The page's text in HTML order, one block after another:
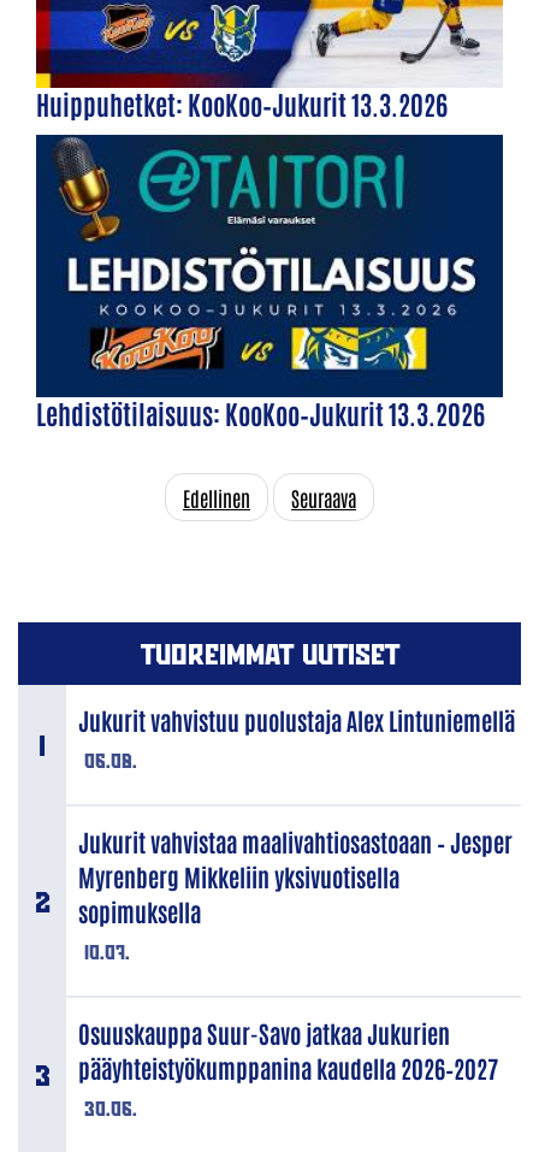
Huippuhetket: KooKoo–Jukurit 13.3.2026
Lehdistötilaisuus: KooKoo–Jukurit 13.3.2026
Edellinen Seuraava
TUOREIMMAT UUTISET
06.08.
Jukurit vahvistuu puolustaja Alex Lintuniemellä
10.07.
Jukurit vahvistaa maalivahtiosastoaan – Jesper
Myrenberg Mikkeliin yksivuotisella
sopimuksella
30.06.
Osuuskauppa Suur-Savo jatkaa Jukurien
pääyhteistyökumppanina kaudella 2026–2027